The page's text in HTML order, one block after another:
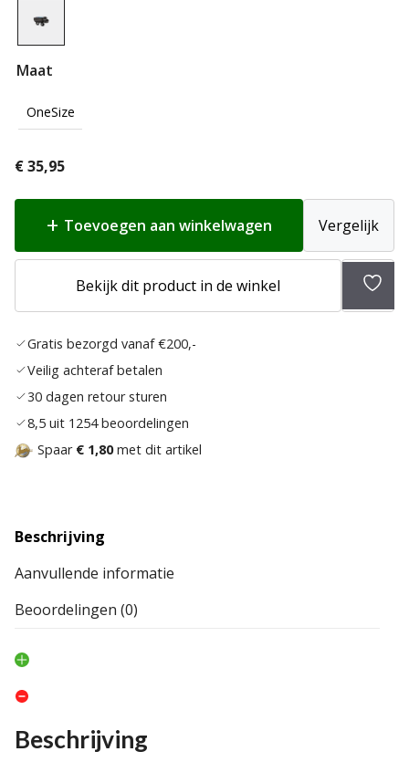
Maat
OneSize
€35,95
Toevoegen aan winkelwagen Vergelijk
Bekijk dit product in de winkel
Gratis bezorgd vanaf €200,-
Veilig achteraf betalen
30 dagen retour sturen
8,5 uit 1254 beoordelingen
Spaar € 1,80met dit artikel
Beschrijving
Aanvullende informatie
Beoordelingen (0)
Beschrijving